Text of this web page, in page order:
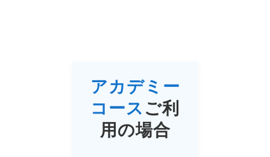
アカデミー
コース ご利
用の場合